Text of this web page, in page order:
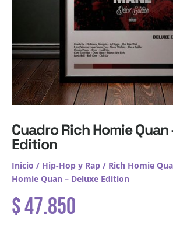
Cuadro Rich Homie Quan
Edition
Inicio / Hip-Hop y Rap / Rich Homie
Homie Quan – Deluxe Edition
$47.850